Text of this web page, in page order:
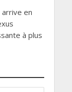
arrive en
à plus